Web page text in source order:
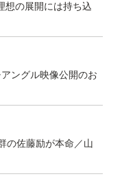
想の展開には持ち込
ングル映像公開のお
の佐藤励が本命／山